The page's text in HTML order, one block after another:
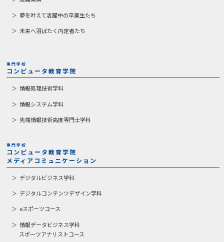
夢を叶えて活躍中の卒業生たち
未来へ羽ばたく内定者たち
専門学校
コンピュータ教育学院
情報処理技術学科
情報システム学科
先端情報技術高度専門士学科
専門学校
コンピュータ教育学院
メディアコミュニケーション
デジタルビジネス学科
デジタルコンテンツデザイン学科
eスポーツコース
情報データビジネス学科
スポーツアナリストコース